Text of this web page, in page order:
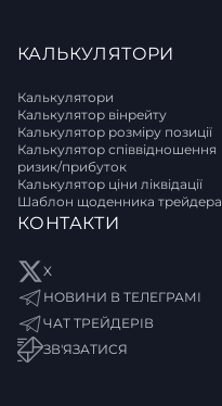
КАЛЬКУЛЯТОРИ
Калькулятори
Калькулятор вінрейту
Калькулятор розміру позиції
Калькулятор співвідношення
ризик/прибуток
Калькулятор ціни ліквідації
Шаблон щоденника трейдера
КОНТАКТИ
X
НОВИНИ В ТЕЛЕГРАМІ
ЧАТ ТРЕЙДЕРІВ
ЗВ'ЯЗАТИСЯ